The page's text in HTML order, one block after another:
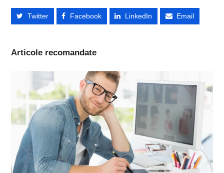
Twitter Facebook LinkedIn Email
Articole recomandate